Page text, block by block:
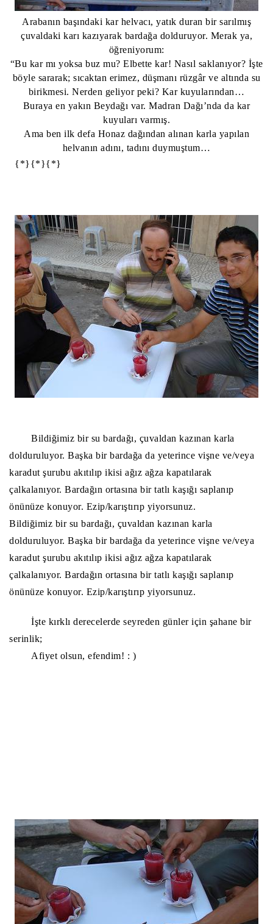
Arabanın başındaki kar helvacı, yatık duran bir sarılmış
çuvaldaki karı kazıyarak bardağa dolduruyor. Merak ya,
öğreniyorum:
“Bu kar mı yoksa buz mu? Elbette kar! Nasıl saklanıyor? İşte
böyle sararak; sıcaktan erimez, düşmanı rüzgâr ve altında su
birikmesi. Nerden geliyor peki? Kar kuyularından…
Buraya en yakın Beydağı var. Madran Dağı’nda da kar
kuyuları varmış.
Ama ben ilk defa Honaz dağından alınan karla yapılan
helvanın adını, tadını duymuştum…
{*}{*}{*}
Bildiğimiz bir su bardağı, çuvaldan kazınan karla
dolduruluyor. Başka bir bardağa da yeterince vişne ve/veya
karadut şurubu akıtılıp ikisi ağız ağza kapatılarak
çalkalanıyor. Bardağın ortasına bir tatlı kaşığı saplanıp
önünüze konuyor. Ezip/karıştırıp yiyorsunuz.
Bildiğimiz bir su bardağı, çuvaldan kazınan karla
dolduruluyor. Başka bir bardağa da yeterince vişne ve/veya
karadut şurubu akıtılıp ikisi ağız ağza kapatılarak
çalkalanıyor. Bardağın ortasına bir tatlı kaşığı saplanıp
önünüze konuyor. Ezip/karıştırıp yiyorsunuz.
İşte kırklı derecelerde seyreden günler için şahane bir
serinlik;
Afiyet olsun, efendim! : )